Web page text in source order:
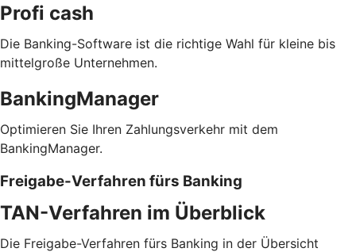
Profi cash
Die Banking-Software ist die richtige Wahl für kleine bis
mittelgroße Unternehmen.
BankingManager
Optimieren Sie Ihren Zahlungsverkehr mit dem
BankingManager.
Freigabe-Verfahren fürs Banking
TAN-Verfahren im Überblick
Die Freigabe-Verfahren fürs Banking in der Übersicht